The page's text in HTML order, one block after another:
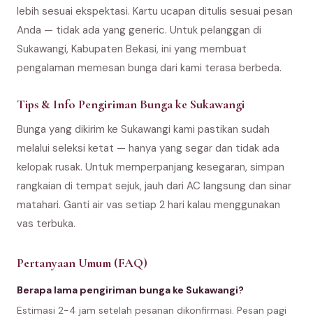
lebih sesuai ekspektasi. Kartu ucapan ditulis sesuai pesan
Anda — tidak ada yang generic. Untuk pelanggan di
Sukawangi, Kabupaten Bekasi, ini yang membuat
pengalaman memesan bunga dari kami terasa berbeda.
Tips & Info Pengiriman Bunga ke Sukawangi
Bunga yang dikirim ke Sukawangi kami pastikan sudah
melalui seleksi ketat — hanya yang segar dan tidak ada
kelopak rusak. Untuk memperpanjang kesegaran, simpan
rangkaian di tempat sejuk, jauh dari AC langsung dan sinar
matahari. Ganti air vas setiap 2 hari kalau menggunakan
vas terbuka.
Pertanyaan Umum (FAQ)
Berapa lama pengiriman bunga ke Sukawangi?
Estimasi 2-4 jam setelah pesanan dikonfirmasi. Pesan pagi